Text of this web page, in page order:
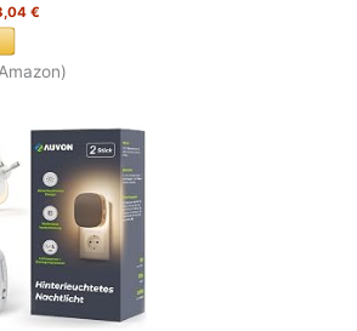
€